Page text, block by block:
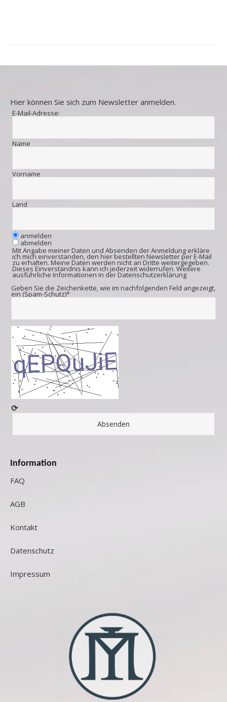
Hier können Sie sich zum Newsletter anmelden.
E-Mail-Adresse:
Name
Vorname
Land
anmelden
abmelden
Mit Angabe meiner Daten und Absenden der Anmeldung erkläre
ich mich einverstanden, den hier bestellten Newsletter per E-Mail
zu erhalten. Meine Daten werden nicht an Dritte weitergegeben.
Dieses Einverständnis kann ich jederzeit widerrufen. Weitere
ausführliche Informationen in der Datenschutzerklärung
Geben Sie die Zeichenkette, wie im nachfolgenden Feld angezeigt,
ein (Spam-Schutz)*
⟳
Information
FAQ
AGB
Kontakt
Datenschutz
Impressum